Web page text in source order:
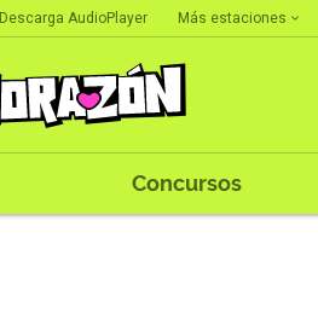
Descarga AudioPlayer Más estaciones
Concursos